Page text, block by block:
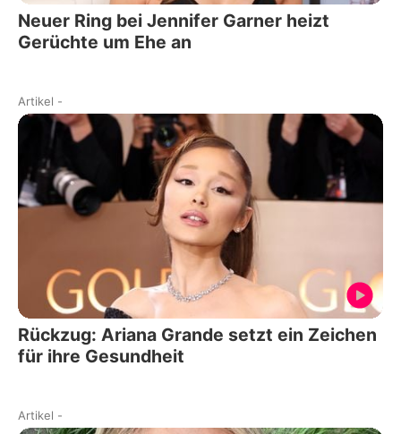
Neuer Ring bei Jennifer Garner heizt
Gerüchte um Ehe an
Artikel -
Rückzug: Ariana Grande setzt ein Zeichen
für ihre Gesundheit
Artikel -